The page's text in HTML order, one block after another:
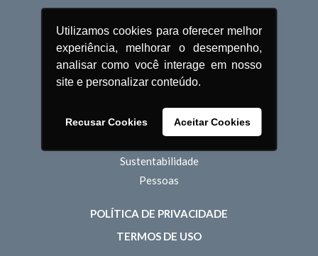
Utilizamos cookies para oferecer melhor
experiência, melhorar o desempenho,
analisar como você interage em nosso
site e personalizar conteúdo.
Recusar Cookies Aceitar Cookies
QUEM SOMOS
O Grupo Menegotti
História
Unidades
Estrutura Operacional
Sustentabilidade
Pessoas
POLÍTICA DE PRIVACIDADE
TERMOS DE USO